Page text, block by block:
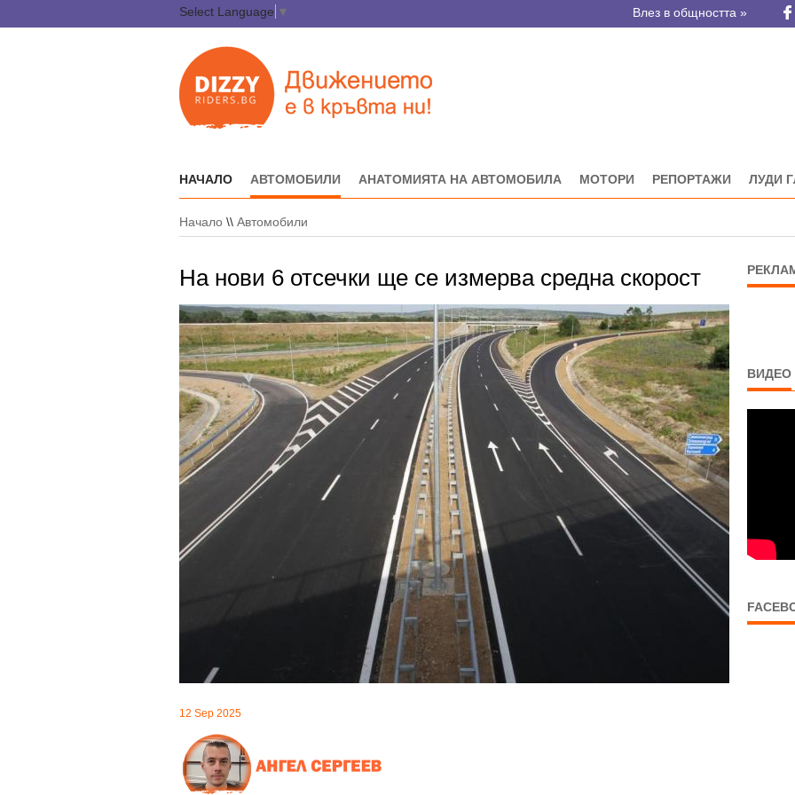
Select Language ▼ Влез в общността »
НАЧАЛО АВТОМОБИЛИ АНАТОМИЯТА НА АВТОМОБИЛА МОТОРИ РЕПОРТАЖИ ЛУДИ
Начало \\ Автомобили
На нови 6 отсечки ще се измерва средна скорост
12 Sep 2025
ВИДЕО